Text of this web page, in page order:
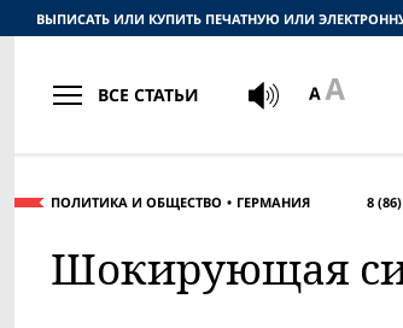
ПОЛИТИКА И ОБЩЕСТВО ГЕРМАНИЯ 8
Шокирующая
ВЫПИСАТЬ ИЛИ КУПИТЬ ПЕЧАТНУЮ ИЛИ
ВСЕ СТАТЬИ